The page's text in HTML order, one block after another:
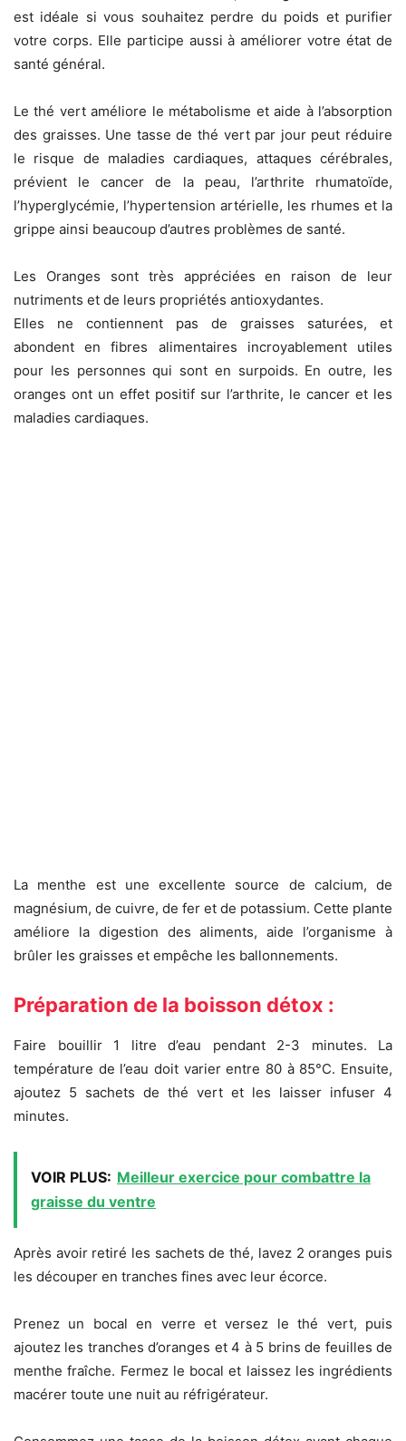
est idéale si vous souhaitez perdre du poids et purifier
votre corps. Elle participe aussi à améliorer votre état de
santé général.
Le thé vert améliore le métabolisme et aide à l’absorption
des graisses. Une tasse de thé vert par jour peut réduire
le risque de maladies cardiaques, attaques cérébrales,
prévient le cancer de la peau, l’arthrite rhumatoïde,
l’hyperglycémie, l’hypertension artérielle, les rhumes et la
grippe ainsi beaucoup d’autres problèmes de santé.
Les Oranges sont très appréciées en raison de leur
nutriments et de leurs propriétés antioxydantes.
Elles ne contiennent pas de graisses saturées, et
abondent en fibres alimentaires incroyablement utiles
pour les personnes qui sont en surpoids. En outre, les
oranges ont un effet positif sur l’arthrite, le cancer et les
maladies cardiaques.
La menthe est une excellente source de calcium, de
magnésium, de cuivre, de fer et de potassium. Cette plante
améliore la digestion des aliments, aide l’organisme à
brûler les graisses et empêche les ballonnements.
Préparation de la boisson détox :
Faire bouillir 1 litre d’eau pendant 2-3 minutes. La
température de l’eau doit varier entre 80 à 85°C. Ensuite,
ajoutez 5 sachets de thé vert et les laisser infuser 4
minutes.
VOIR PLUS: Meilleur exercice pour combattre la
graisse du ventre
Après avoir retiré les sachets de thé, lavez 2 oranges puis
les découper en tranches fines avec leur écorce.
Prenez un bocal en verre et versez le thé vert, puis
ajoutez les tranches d’oranges et 4 à 5 brins de feuilles de
menthe fraîche. Fermez le bocal et laissez les ingrédients
macérer toute une nuit au réfrigérateur.